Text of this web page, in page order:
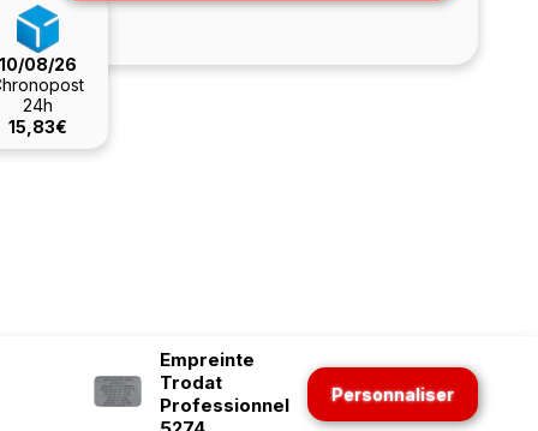
08/26
24h
15,83€
Empreinte
Trodat
Professionnel
Personnaliser